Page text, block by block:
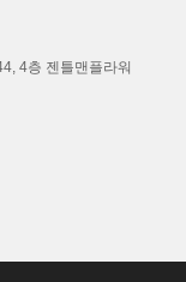
4층 젠틀맨플라워